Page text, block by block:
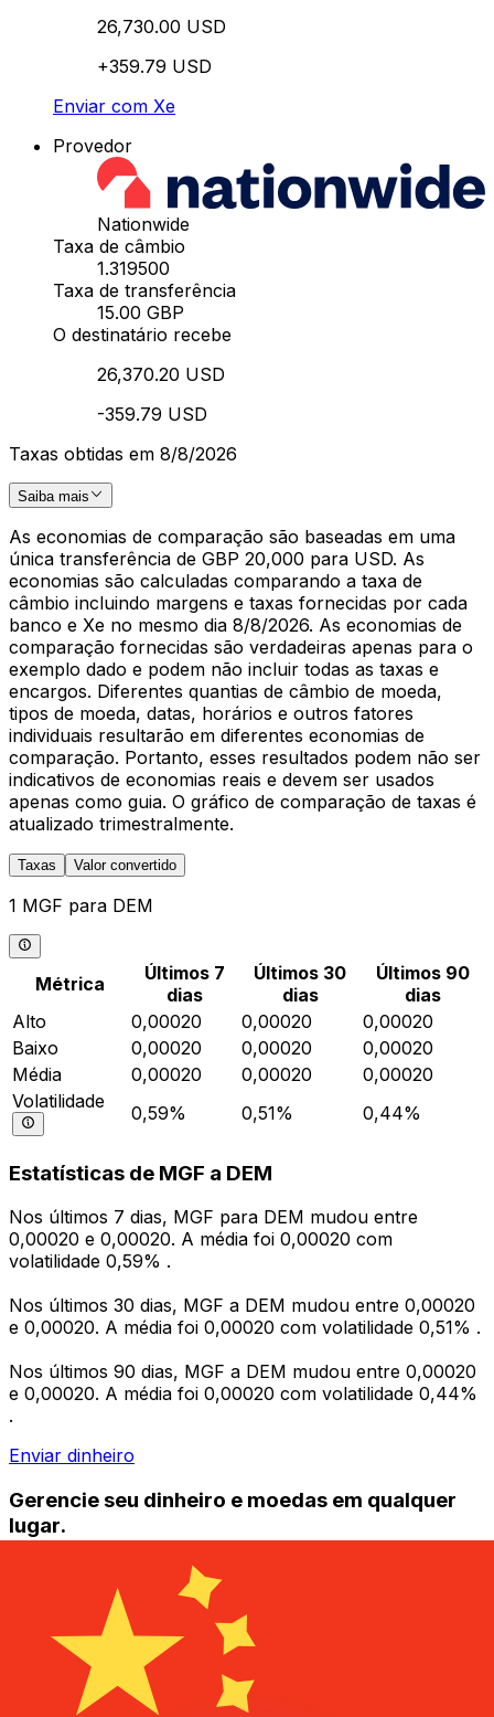
26,730.00 USD
+359.79 USD
Enviar com Xe
Provedor
Nationwide
Taxa de câmbio
1.319500
Taxa de transferência
15.00 GBP
O destinatário recebe
26,370.20 USD
-359.79 USD
Taxas obtidas em 8/8/2026
Saiba mais
As economias de comparação são baseadas em uma
única transferência de GBP 20,000 para USD. As
economias são calculadas comparando a taxa de
câmbio incluindo margens e taxas fornecidas por cada
banco e Xe no mesmo dia 8/8/2026. As economias de
comparação fornecidas são verdadeiras apenas para o
exemplo dado e podem não incluir todas as taxas e
encargos. Diferentes quantias de câmbio de moeda,
tipos de moeda, datas, horários e outros fatores
individuais resultarão em diferentes economias de
comparação. Portanto, esses resultados podem não ser
indicativos de economias reais e devem ser usados
apenas como guia. O gráfico de comparação de taxas é
atualizado trimestralmente.
Taxas Valor convertido
1 MGF para DEM
Métrica
Últimos 7
dias
Últimos 30
dias
Últimos 90
dias
Alto
0,00020 0,00020
0,00020
Baixo
0,00020 0,00020
0,00020
Média
0,00020 0,00020
0,00020
Volatilidade
0,59% 0,51% 0,44%
Estatísticas de MGF a DEM
Nos últimos 7 dias, MGF para DEM mudou entre
0,00020 e 0,00020. A média foi 0,00020 com
volatilidade 0,59% .
Nos últimos 30 dias, MGF a DEM mudou entre 0,00020
e 0,00020. A média foi 0,00020 com volatilidade 0,51% .
Nos últimos 90 dias, MGF a DEM mudou entre 0,00020
e 0,00020. A média foi 0,00020 com volatilidade 0,44%
.
Enviar dinheiro
Gerencie seu dinheiro e moedas em qualquer
lugar.
O aplicativo Xe tem tudo o que você precisa para
transferências internacionais de dinheiro e
gerenciamento de moedas. Converta moedas, defina
alertas de taxas de câmbio e transfira dinheiro para o
exterior sem taxas ocultas. Baixe hoje mesmo!